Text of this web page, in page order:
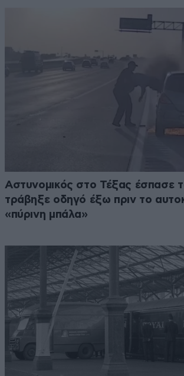
Αστυνομικός στο Τέξας έσπασε
τράβηξε οδηγό έξω πριν το
«πύρινη μπάλα»